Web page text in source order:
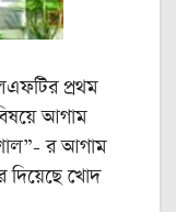
প্রথম
আগাম
র আগাম
খোদ